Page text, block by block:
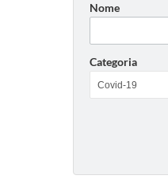
Nome
Categoria